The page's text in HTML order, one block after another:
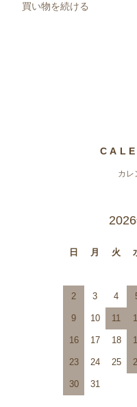
買い物を続ける
カレ
日 月 火
2 3 4
9 10 11
16 17 18
23 24 25
30 31